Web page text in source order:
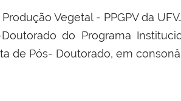
Vegetal - PPGPV da
do Programa
de Pós- Doutorado, em